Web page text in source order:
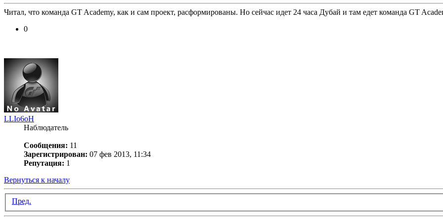
Читал, что команда GT Academy, как и сам проект, расформированы. Но сейчас идет 24 часа Дубай и там едет команда GT
0
LLIo6oH
Наблюдатель
Сообщения: 11
Зарегистрирован: 07 фев 2013, 11:34
Репутация: 1
Вернуться к началу
Пред.